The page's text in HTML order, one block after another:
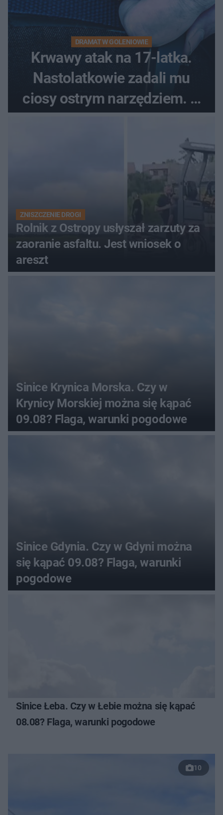
DRAMAT W GOLENIOWIE
Krwawy atak na 17-latka.
Nastolatkowie zadali mu
ciosy ostrym narzędziem. O
ZNISZCZENIE DROGI
Rolnik z Ostropy usłyszał zarzuty za
zaoranie asfaltu. Jest wniosek o
areszt
Sinice Krynica Morska. Czy w
Krynicy Morskiej można się kąpać
09.08? Flaga, warunki pogodowe
Sinice Gdynia. Czy w Gdyni można
się kąpać 09.08? Flaga, warunki
pogodowe
Sinice Łeba. Czy w Łebie można się kąpać
08.08? Flaga, warunki pogodowe
10